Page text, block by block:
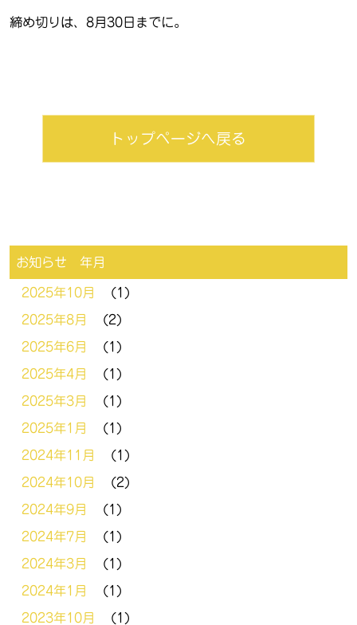
締め切りは、8月30日までに。
トップページへ戻る
お知らせ 年月
2025年10月 (1)
2025年8月 (2)
2025年6月 (1)
2025年4月 (1)
2025年3月 (1)
2025年1月 (1)
2024年11月 (1)
2024年10月 (2)
2024年9月 (1)
2024年7月 (1)
2024年3月 (1)
2024年1月 (1)
2023年10月 (1)